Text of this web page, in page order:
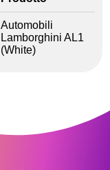
Automobili
Lamborghini AL1
(White)